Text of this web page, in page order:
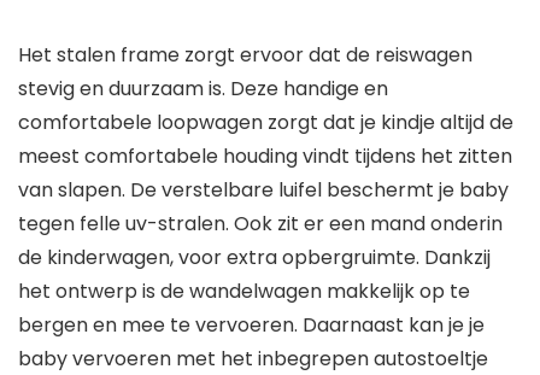
Het stalen frame zorgt ervoor dat de reiswagen
stevig en duurzaam is. Deze handige en
comfortabele loopwagen zorgt dat je kindje altijd de
meest comfortabele houding vindt tijdens het zitten
van slapen. De verstelbare luifel beschermt je baby
tegen felle uv-stralen. Ook zit er een mand onderin
de kinderwagen, voor extra opbergruimte. Dankzij
het ontwerp is de wandelwagen makkelijk op te
bergen en mee te vervoeren. Daarnaast kan je je
baby vervoeren met het inbegrepen autostoeltje